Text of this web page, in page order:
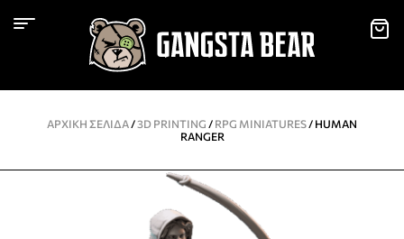
ΑΡΧΙΚΉ ΣΕΛΊΔΑ/3D PRINTING / RPG MINIATURES/ HUMAN
RANGER